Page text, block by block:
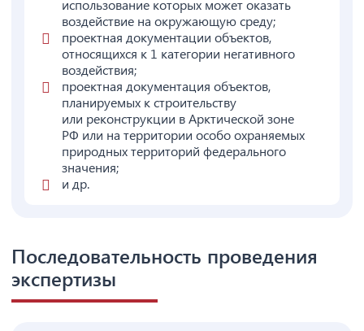
использование которых может оказать
воздействие на окружающую среду;
проектная документации объектов,
относящихся к 1 категории негативного
воздействия;
проектная документация объектов,
планируемых к строительству
или реконструкции в Арктической зоне
РФ или на территории особо охраняемых
природных территорий федерального
значения;
и др.
Последовательность проведения
экспертизы